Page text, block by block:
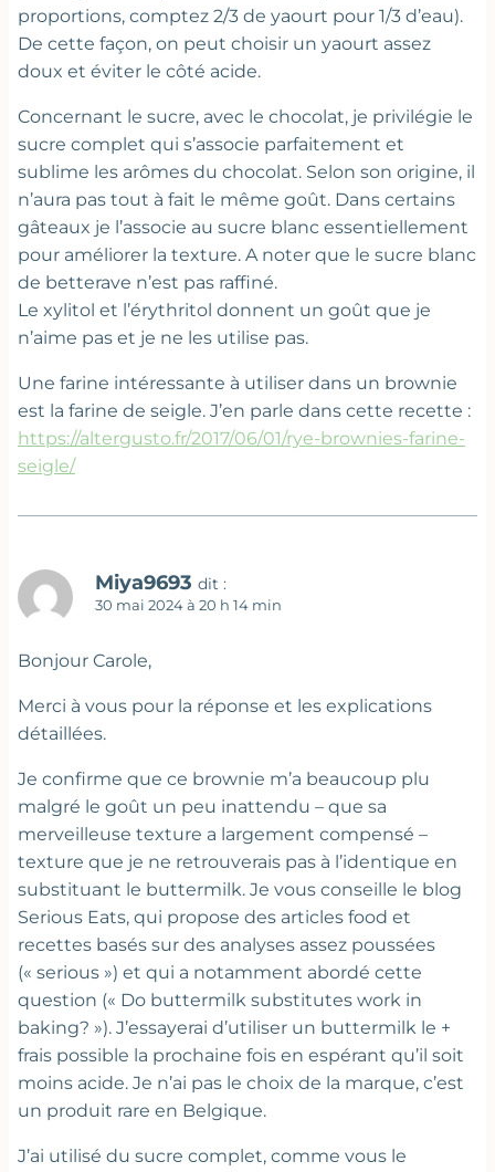
proportions, comptez 2/3 de yaourt pour 1/3 d’eau).
De cette façon, on peut choisir un yaourt assez
doux et éviter le côté acide.
Concernant le sucre, avec le chocolat, je privilégie le
sucre complet qui s’associe parfaitement et
sublime les arômes du chocolat. Selon son origine, il
n’aura pas tout à fait le même goût. Dans certains
gâteaux je l’associe au sucre blanc essentiellement
pour améliorer la texture. A noter que le sucre blanc
de betterave n’est pas raffiné.
Le xylitol et l’érythritol donnent un goût que je
n’aime pas et je ne les utilise pas.
Une farine intéressante à utiliser dans un brownie
est la farine de seigle. J’en parle dans cette recette :
https://altergusto.fr/2017/06/01/rye-brownies-farine-
seigle/
Miya9693 dit :
30 mai 2024 à 20 h 14 min
Bonjour Carole,
Merci à vous pour la réponse et les explications
détaillées.
Je confirme que ce brownie m’a beaucoup plu
malgré le goût un peu inattendu – que sa
merveilleuse texture a largement compensé –
texture que je ne retrouverais pas à l’identique en
substituant le buttermilk. Je vous conseille le blog
Serious Eats, qui propose des articles food et
recettes basés sur des analyses assez poussées
(« serious ») et qui a notamment abordé cette
question (« Do buttermilk substitutes work in
baking? »). J’essayerai d’utiliser un buttermilk le +
frais possible la prochaine fois en espérant qu’il soit
moins acide. Je n’ai pas le choix de la marque, c’est
un produit rare en Belgique.
J’ai utilisé du sucre complet, comme vous le